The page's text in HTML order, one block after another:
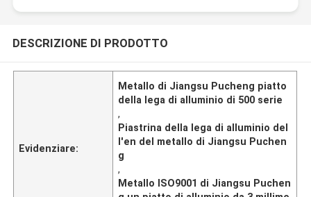
DESCRIZIONE DI PRODOTTO
Evidenziare:
Metallo di Jiangsu Pucheng piatto
della lega di alluminio di 500 serie
,
Piastrina della lega di alluminio del
l'en del metallo di Jiangsu Puchen
g
,
Metallo ISO9001 di Jiangsu Puchen